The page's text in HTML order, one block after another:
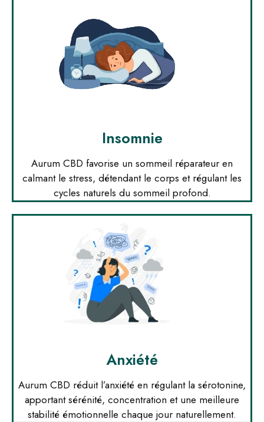
Insomnie
Aurum CBD favorise un sommeil réparateur en
calmant le stress, détendant le corps et régulant les
cycles naturels du sommeil profond.
Anxiété
Aurum CBD réduit l’anxiété en régulant la sérotonine,
apportant sérénité, concentration et une meilleure
stabilité émotionnelle chaque jour naturellement.